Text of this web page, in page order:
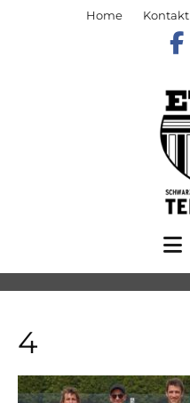
Home Kontakt
4